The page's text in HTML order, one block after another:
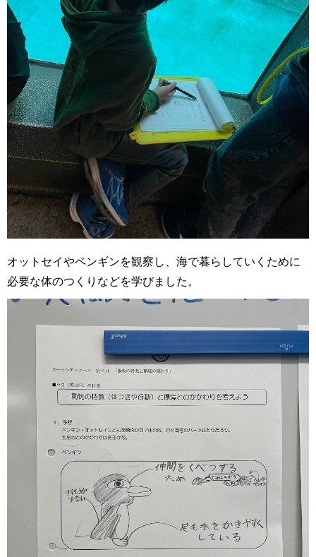
オットセイやペンギンを観察し、海で暮らしていくために
必要な体のつくりなどを学びました。